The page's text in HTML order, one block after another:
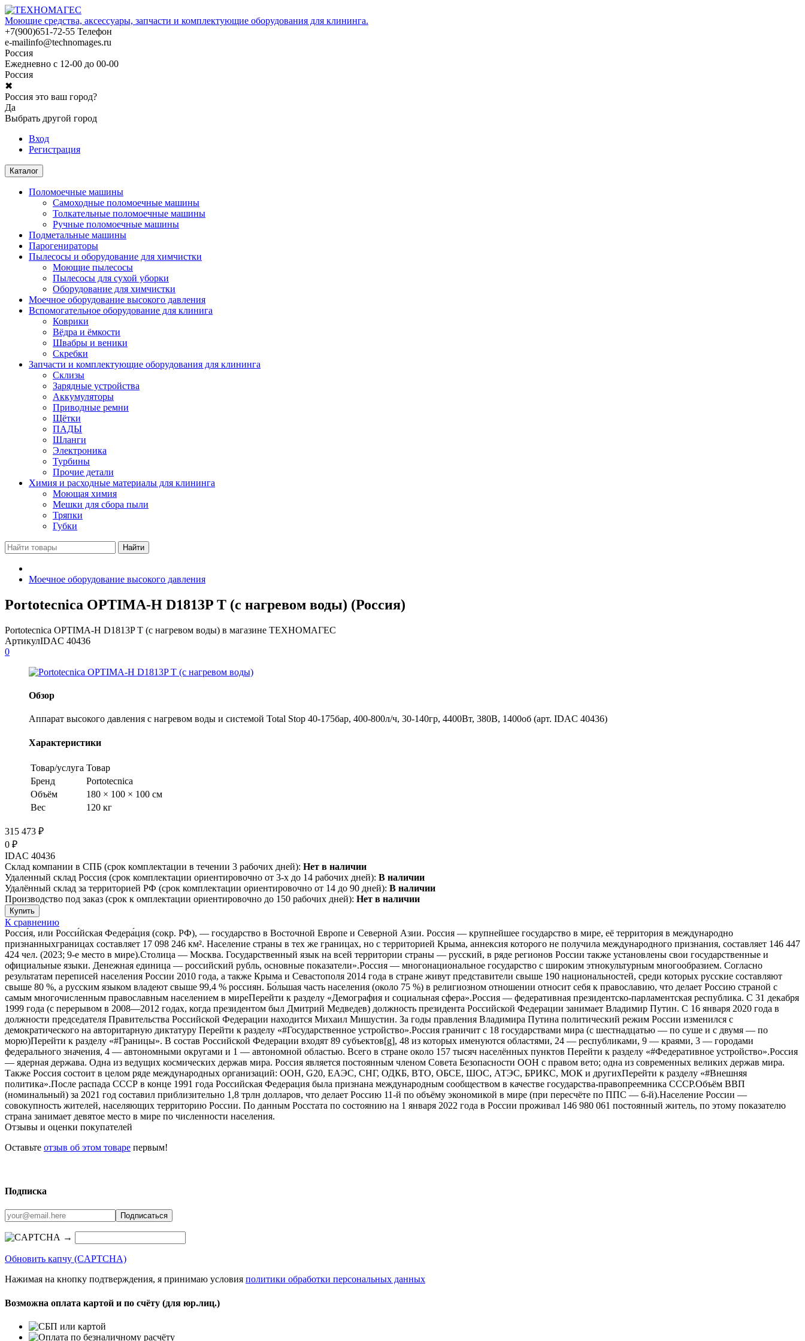
Моющие средства, аксессуары, запчасти и комплектующие оборудования для клининга.
+7(900)651-72-55 Телефон
e-mailinfo@technomages.ru
Россия
Ежедневно с 12-00 до 00-00
Россия
✖
Россия это ваш город?
Да
Выбрать другой город
Вход
Регистрация
Каталог
Поломоечные машины
Самоходные поломоечные машины
Толкательные поломоечные машины
Ручные поломоечные машины
Подметальные машины
Парогенираторы
Пылесосы и оборудование для химчистки
Моющие пылесосы
Пылесосы для сухой уборки
Оборудование для химчистки
Моечное оборудование высокого давления
Вспомогательное оборудование для клинига
Коврики
Вёдра и ёмкости
Швабры и веники
Скребки
Запчасти и комплектующие оборудования для клининга
Склизы
Зарядные устройства
Аккумуляторы
Приводные ремни
Щётки
ПАДЫ
Шланги
Электроника
Турбины
Прочие детали
Химия и расходные материалы для клининга
Моющая химия
Мешки для сбора пыли
Тряпки
Губки
Моечное оборудование высокого давления
Portotecnica OPTIMA-H D1813P T (с нагревом воды) (Россия)
Portotecnica OPTIMA-H D1813P T (с нагревом воды) в магазине ТЕХНОМАГЕС
АртикулIDAC 40436
0
Обзор
Аппарат высокого давления с нагревом воды и системой Total Stop 40-175бар, 400-800л/ч, 30-140гр, 4400Вт, 380В, 1400об (арт. IDAC 40436)
Характеристики
Товар/услуга Товар
Бренд
Portotecnica
Объём
180 × 100 × 100 см
Вес
120 кг
315 473 ₽
0 ₽
IDAC 40436
Склад компании в СПБ (срок комплектации в течении 3 рабочих дней): Нет в наличии
Удаленный склад Россия (срок комплектации ориентировочно от 3-х до 14 рабочих дней): В наличии
Удалённый склад за территорией РФ (срок комплектации ориентировочно от 14 до 90 дней): В наличии
Производство под заказ (срок к омплектации ориентировочно до 150 рабочих дней): Нет в наличии
К сравнению
Росси́я, или Росси́йская Федера́ция (сокр. РФ), — государство в Восточной Европе и Северной Азии. Россия — крупнейшее государство в мире, её территория в международно
признанныхграницах составляет 17 098 246 км². Население страны в тех же границах, но с территорией Крыма, аннексия которого не получила международного признания, составляет 146 447
424 чел. (2023; 9-е место в мире).Столица — Москва. Государственный язык на всей территории страны — русский, в ряде регионов России также установлены свои государственные и
официальные языки. Денежная единица — российский рубль, основные показатели».Россия — многонациональное государство с широким этнокультурным многообразием. Согласно
результатам переписей населения России 2010 года, а также Крыма и Севастополя 2014 года в стране живут представители свыше 190 национальностей, среди которых русские составляют
свыше 80 %, а русским языком владеют свыше 99,4 % россиян. Бо́льшая часть населения (около 75 %) в религиозном отношении относит себя к православию, что делает Россию страной с
самым многочисленным православным населением в миреПерейти к разделу «Демография и социальная сфера».Россия — федеративная президентско-парламентская республика. С 31 декабря
1999 года (с перерывом в 2008—2012 годах, когда президентом был Дмитрий Медведев) должность президента Российской Федерации занимает Владимир Путин. C 16 января 2020 года в
должности председателя Правительства Российской Федерации находится Михаил Мишустин. За годы правления Владимира Путина политический режим России изменился с
демократического на авторитарную диктатуру Перейти к разделу «#Государственное устройство».Россия граничит с 18 государствами мира (с шестнадцатью — по суше и с двумя — по
морю)Перейти к разделу «#Границы». В состав Российской Федерации входят 89 субъектов[g], 48 из которых именуются областями, 24 — республиками, 9 — краями, 3 — городами
федерального значения, 4 — автономными округами и 1 — автономной областью. Всего в стране около 157 тысяч населённых пунктов Перейти к разделу «#Федеративное устройство».Россия
— ядерная держава. Одна из ведущих космических держав мира. Россия является постоянным членом Совета Безопасности ООН с правом вето; одна из современных великих держав мира.
Также Россия состоит в целом ряде международных организаций: ООН, G20, ЕАЭС, СНГ, ОДКБ, ВТО, ОБСЕ, ШОС, АТЭС, БРИКС, МОК и другихПерейти к разделу «#Внешняя
политика».После распада СССР в конце 1991 года Российская Федерация была признана международным сообществом в качестве государства-правопреемника СССР.Объём ВВП
(номинальный) за 2021 год составил приблизительно 1,8 трлн долларов, что делает Россию 11-й по объёму экономикой в мире (при пересчёте по ППС — 6-й).Население России —
совокупность жителей, населяющих территорию России. По данным Росстата по состоянию на 1 января 2022 года в России проживал 146 980 061 постоянный житель, по этому показателю
страна занимает девятое место в мире по численности населения.
Отзывы и оценки покупателей
Оставьте отзыв об этом товаре первым!
Подписка
→
Обновить капчу (CAPTCHA)
Нажимая на кнопку подтверждения, я принимаю условия политики обработки персональных данных
Возможна оплата картой и по счёту (для юр.лиц.)